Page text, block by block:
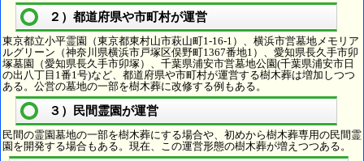
２）都道府県や市町村が運営
東京都立小平霊園（東京都東村山市萩山町1-16-1）、横浜市営墓地メモリア
ルグリーン（神奈川県横浜市戸塚区俣野町1367番地1）、愛知県長久手市卯
塚墓園（愛知県長久手市卯塚）、千葉県浦安市営墓地公園(千葉県浦安市日
の出八丁目1番1号)など、都道府県や市町村が運営する樹木葬は増加しつつ
ある。公営の墓地の一部を樹木葬に改修する例もある。
３）民間霊園が運営
民間の霊園墓地の一部を樹木葬にする場合や、初めから樹木葬専用の民間霊
園を開発する場合もある。現在、この運営形態の樹木葬が増えつつある。